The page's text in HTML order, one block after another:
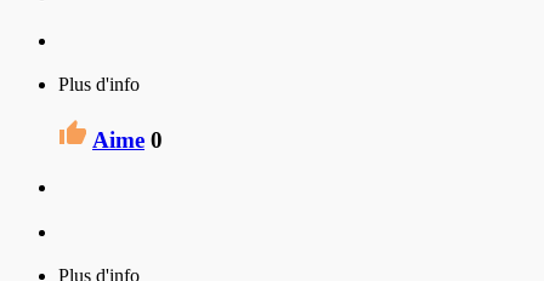
Plus d'info
Aime 0
Plus d'info